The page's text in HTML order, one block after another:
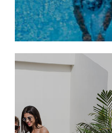
12:49
Παραδοσιακό πανηγύρι
Ελειού-Πρόννων
12:49
Πρωτοφανής
Κεφαλονιάς στο
12:36
Απονομή υποτροφιών,
Τυπάλδου [εικόνες]